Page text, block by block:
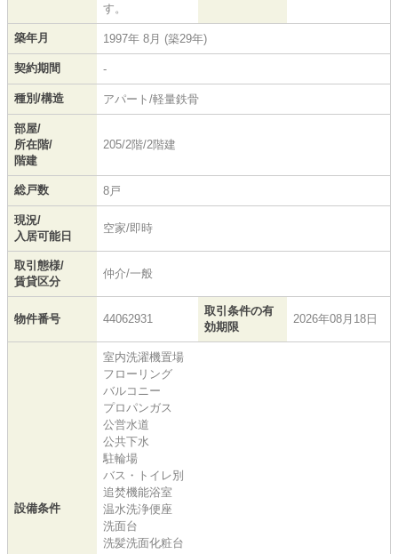
す。
築年月 1997年 8月 (築29年)
契約期間 -
種別/構造 アパート/軽量鉄骨
部屋/
所在階/
階建
205/2階/2階建
総戸数 8戸
現況/
入居可能日
空家/即時
取引態様/
賃貸区分
仲介/一般
物件番号 44062931
取引条件の有
効期限
2026年08月18日
設備条件
室内洗濯機置場
フローリング
バルコニー
プロパンガス
公営水道
公共下水
駐輪場
バス・トイレ別
追焚機能浴室
温水洗浄便座
洗面台
洗髪洗面化粧台